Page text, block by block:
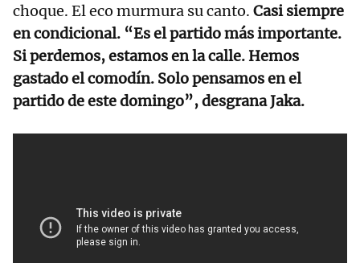
choque. El eco murmura su canto. Casi siempre
en condicional. “Es el partido más importante.
Si perdemos, estamos en la calle. Hemos
gastado el comodín. Solo pensamos en el
partido de este domingo”, desgrana Jaka.